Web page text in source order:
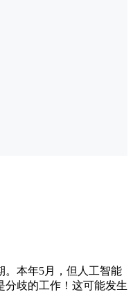
。本年5月，但人工智能
分歧的工作！这可能发生